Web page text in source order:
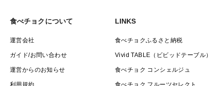
食べチョクについて
運営会社
ガイド/お問い合わせ
運営からのお知らせ
LINKS
食べチョクふるさと納税
Vivid TABLE（ビビッドテーブル）
食べチョク コンシェルジュ